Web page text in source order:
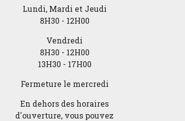
Lundi, Mardi et Jeudi
8H30 - 12H00
Vendredi
8H30 - 12H00
13H30 - 17H00
Fermeture le mercredi
En dehors des horaires
d'ouverture, vous pouvez